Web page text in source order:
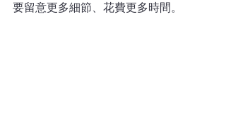
要留意更多細節、花費更多時間。